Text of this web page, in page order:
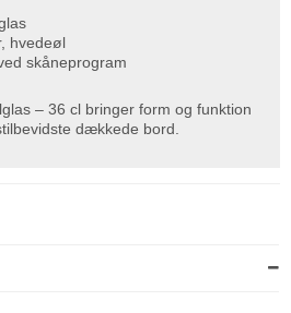
hvedeøl
skåneprogram
– 36 cl bringer form og funktion
dækkede bord.